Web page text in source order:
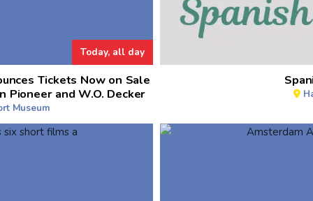
Today, all day
Tickets Now on Sale
Pioneer and W.O. Decker
Museum